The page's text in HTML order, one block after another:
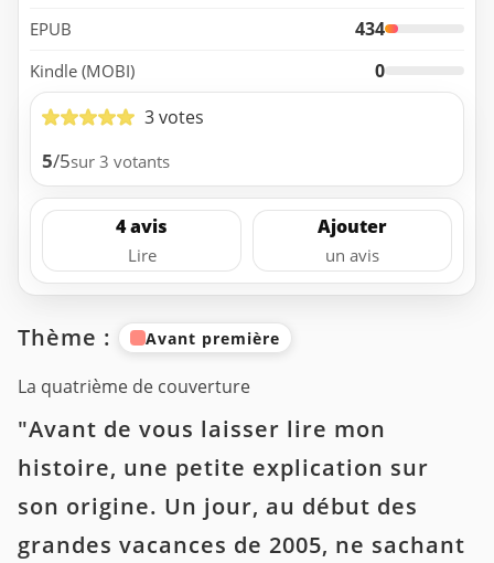
EPUB 434
Kindle (MOBI)
0
3 votes
5/5sur 3 votants
4 avis
Lire
Ajouter
un avis
Thème : Avant première
La quatrième de couverture
"Avant de vous laisser lire mon
histoire, une petite explication sur
son origine. Un jour, au début des
grandes vacances de 2005, ne sachant